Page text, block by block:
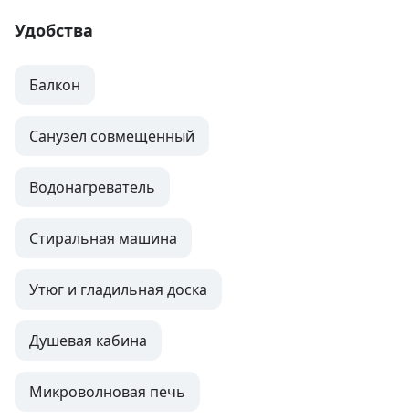
Удобства
Балкон
Санузел совмещенный
Водонагреватель
Стиральная машина
Утюг и гладильная доска
Душевая кабина
Микроволновая печь